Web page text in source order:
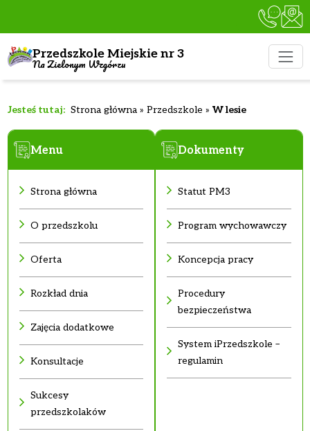
Przedszkole Miejskie nr 3
Na Zielonym Wzgórzu
Strona główna» Przedszkole » W lesie
Menu
Strona główna
O przedszkolu
Oferta
Rozkład dnia
Zajęcia dodatkowe
Konsultacje
Sukcesy
przedszkolaków
Dokumenty
Statut PM3
Program wychowawczy
Koncepcja pracy
Procedury
bezpieczeństwa
System iPrzedszkole –
regulamin